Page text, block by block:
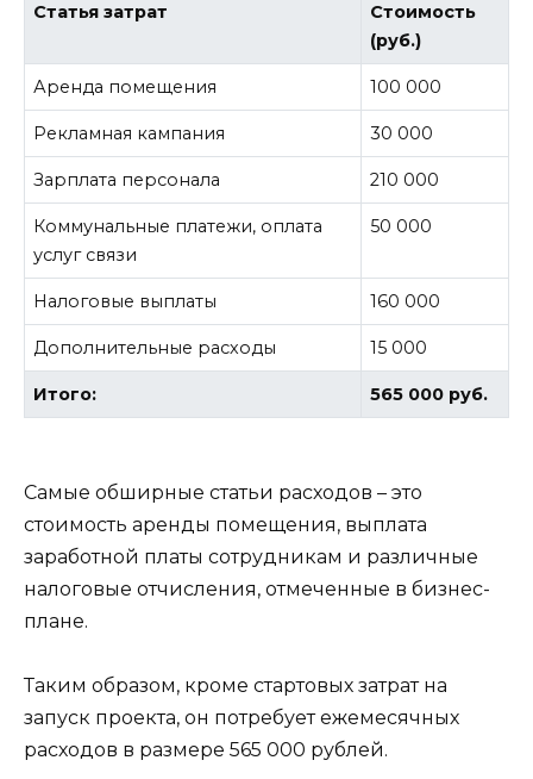
Статья затрат
Стоимость
(руб.)
Аренда помещения 100 000
Рекламная кампания 30 000
Зарплата персонала 210 000
Коммунальные платежи, оплата
услуг связи
50 000
Налоговые выплаты 160 000
Дополнительные расходы 15 000
Итого: 565 000 руб.
Самые обширные статьи расходов – это
стоимость аренды помещения, выплата
заработной платы сотрудникам и различные
налоговые отчисления, отмеченные в бизнес-
плане.
Таким образом, кроме стартовых затрат на
запуск проекта, он потребует ежемесячных
расходов в размере 565 000 рублей.